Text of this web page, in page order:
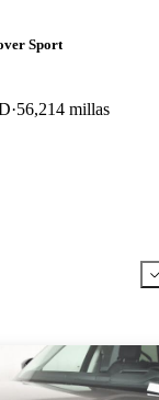
Sport
56,214 millas